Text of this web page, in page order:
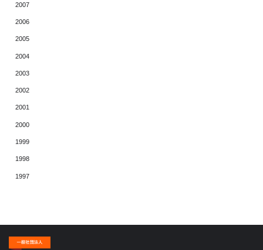
2007
2006
2005
2004
2003
2002
2001
2000
1999
1998
1997